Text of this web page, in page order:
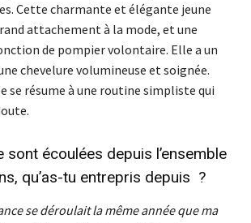
Cette charmante et élégante jeune
attachement à la mode, et une
de pompier volontaire. Elle a un
chevelure volumineuse et soignée.
se résume à une routine simpliste qui
sont écoulées depuis l’ensemble
qu’as-tu entrepris depuis ?
se déroulait la même année que ma